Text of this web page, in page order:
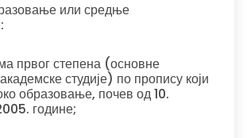
или средње
првог степена (основне
студије) по пропису који
образовање, почев од 10.
године;